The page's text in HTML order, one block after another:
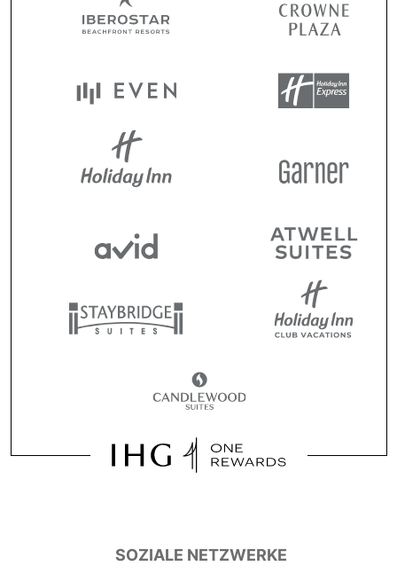
SOZIALE NETZWERKE